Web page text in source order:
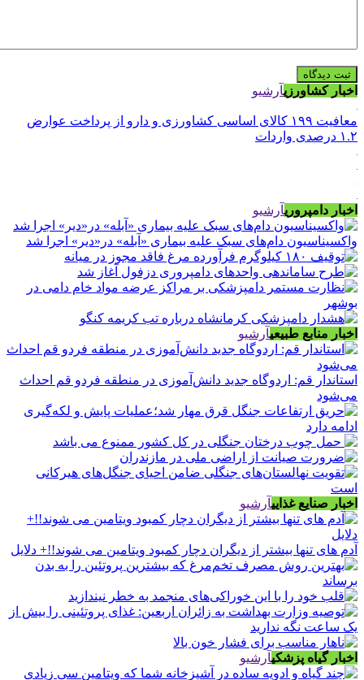
اخبار کشاورزیآرشیو
معافیت ۱۹۹ کالای اساسی کشاورزی و دارو از پرداخت عوارض
۱.۲ درصدی واردات
اخبار دامپروریآرشیو
واکسیناسیون دام‌های سبک علیه بیماری «آبله» در«دیر» اجرا شد
اخبار منابع طبیعیآرشیو
استاندار قم: اردوگاه جدید دانش‌آموزی در منطقه فردو قم احداث
می‌شود
اخبار صنایع غذاییآرشیو
آدم های تنها بیشتر از دیگران دچار کمبود ویتامین می شوند!!+ دلایل
اخبار گیاه پزشکیآرشیو